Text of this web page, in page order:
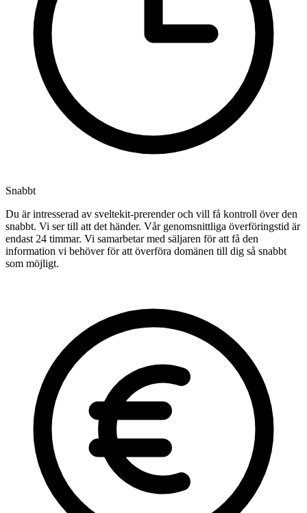
Snabbt
Du är intresserad av sveltekit-prerender och vill få kontroll över den
snabbt. Vi ser till att det händer. Vår genomsnittliga överföringstid är
endast 24 timmar. Vi samarbetar med säljaren för att få den
information vi behöver för att överföra domänen till dig så snabbt
som möjligt.